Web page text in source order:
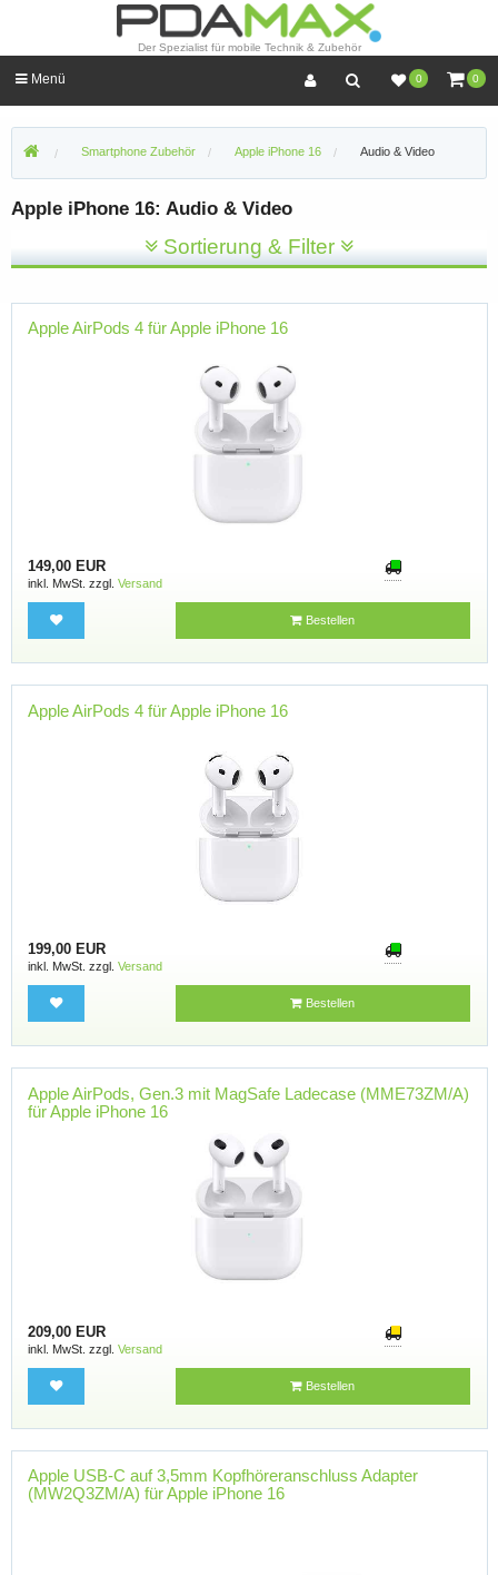
Der Spezialist für mobile Technik & Zubehör
0 0
Menü
Smartphone Zubehör Apple iPhone 16 Audio & Video
Apple iPhone 16: Audio & Video
Sortierung & Filter
Apple AirPods 4 für Apple iPhone 16
149,00 EUR
inkl. MwSt. zzgl. Versand
Bestellen
Apple AirPods 4 für Apple iPhone 16
199,00 EUR
inkl. MwSt. zzgl. Versand
Bestellen
Apple AirPods, Gen.3 mit MagSafe Ladecase (MME73ZM/A)
für Apple iPhone 16
209,00 EUR
inkl. MwSt. zzgl. Versand
Bestellen
Apple USB-C auf 3,5mm Kopfhöreranschluss Adapter
(MW2Q3ZM/A) für Apple iPhone 16